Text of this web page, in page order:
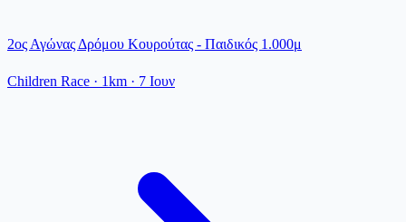
2ος Αγώνας Δρόμου Κουρούτας - Παιδικός 1.000μ
Children Race · 1km · 7 Ιουν